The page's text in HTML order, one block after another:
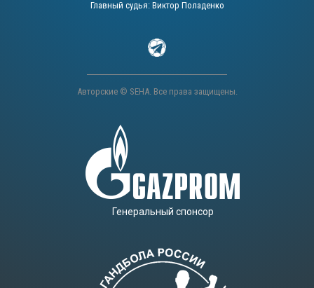
Главный судья: Виктор Поладенко
Авторские © SEHA. Все права защищены.
Генеральный спонсор